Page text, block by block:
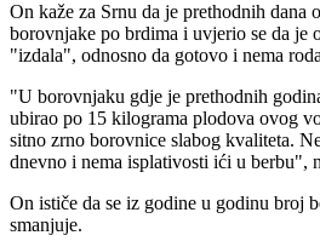
On kaže za Srnu da je prethodnih dana
borovnjake po brdima i uvjerio se da je
"izdala", odnosno da gotovo i nema
"U borovnjaku gdje je prethodnih
ubirao po 15 kilograma plodova ovog
sitno zrno borovnice slabog kvaliteta.
dnevno i nema isplativosti ići u berbu",
On ističe da se iz godine u godinu broj
smanjuje.